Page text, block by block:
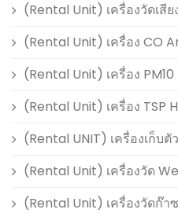
(Rental Unit) เครื่องวัดเสีย
(Rental Unit) เครื่อง CO
(Rental Unit) เครื่อง
(Rental Unit) เครื่อง TSP
(Rental UNIT) เครื่องเก็บ
(Rental Unit) เครื่องวัด
(Rental Unit) เครื่องวัดก๊